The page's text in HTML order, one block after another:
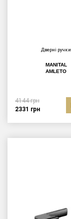
Дверні ручки
MANITAL
AMLETO
4144грн
2331 грн